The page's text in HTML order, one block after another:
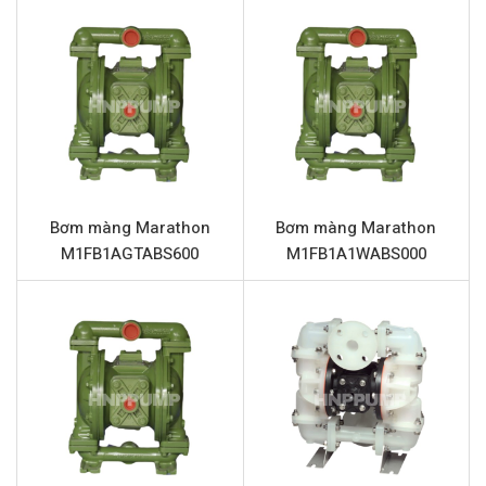
vận hành ổn định. Sản phẩm này đảm bảo hiệu suất làm
việc liên tục, giảm thiểu rủi ro sự cố và tối ưu hóa quy
trình sản xuất.
Thông số kỹ thuật Marathon
M1FB3P2PPUS000
Tên sản phẩm
Bơm màng Marathon
Model
M1FB3P2PPUS000
Thương hiệu
Marathon
Vật liệu thân bơm
Nhựa Polypropylene (PP)
Vật liệu phần trung tâm
Nhựa Polypropylene (PP)
Vật liệu màng chính
PTFE (Teflon)
Bơm màng Marathon
M1FB1AGTABS600
Bơm màng Marathon
M1FB1A1WABS000